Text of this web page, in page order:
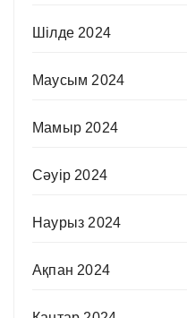
Шілде 2024
Маусым 2024
Мамыр 2024
Сәуір 2024
Наурыз 2024
Ақпан 2024